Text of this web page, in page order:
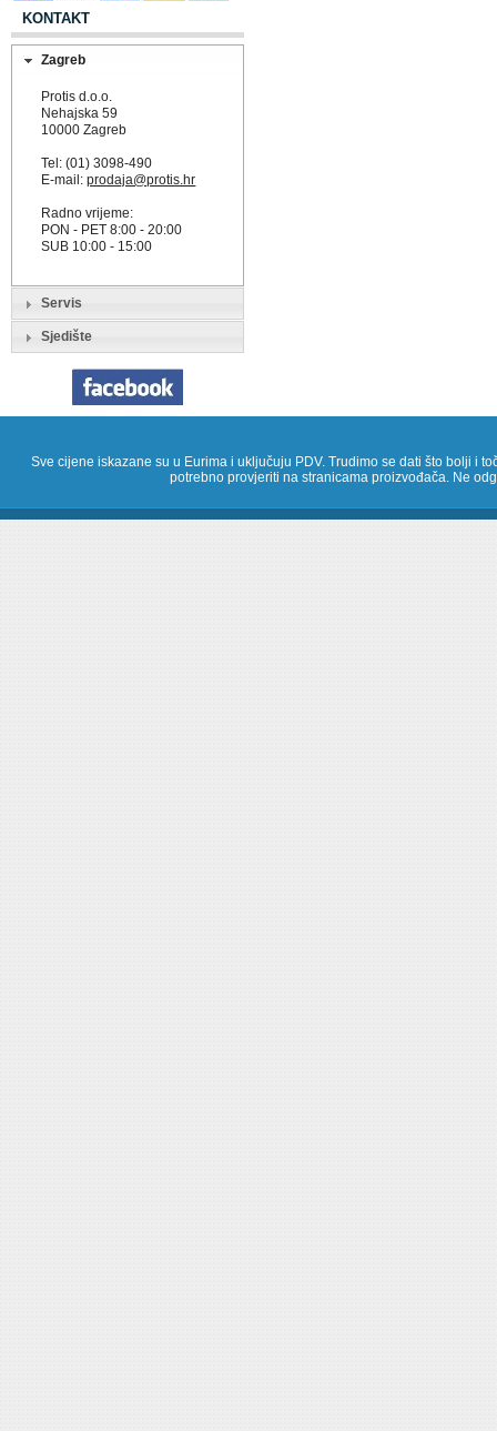
KONTAKT
Zagreb
Protis d.o.o.
Nehajska 59
10000 Zagreb
Tel: (01) 3098-490
E-mail:prodaja@protis.hr
Radno vrijeme:
PON - PET 8:00 - 20:00
SUB 10:00 - 15:00
Servis
Sjedište
Sve cijene iskazane su u Eurima i uključuju PDV. Trudimo se dati što bolji i
potrebno provjeriti na stranicama proizvođača. Ne